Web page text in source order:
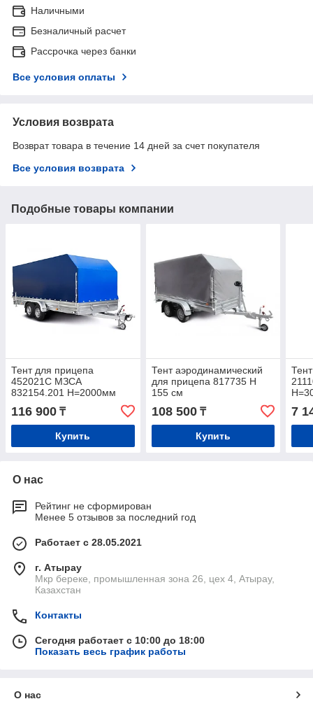
Наличными
Безналичный расчет
Рассрочка через банки
Все условия оплаты
Условия возврата
Возврат товара в течение 14 дней за счет покупателя
Все условия возврата
Подобные товары компании
Тент для прицепа
452021С МЗСА
832154.201 Н=2000мм
116 900 ₸
Купить
Тент аэродинамический
для прицепа 817735 H
155 см
108 500₸
Купить
7
О нас
Рейтинг не сформирован
Менее 5 отзывов за последний год
Работает с 28.05.2021
г. Атырау
Мкр береке, промышленная зона 26, цех 4, Атырау,
Казахстан
Контакты
Сегодня работает с 10:00 до 18:00
Показать весь график работы
О нас